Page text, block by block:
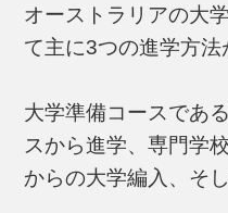
オーストラリアの大
て主に3つの進学方法
大学準備コースであ
スから進学、専門学
からの大学編入、そ